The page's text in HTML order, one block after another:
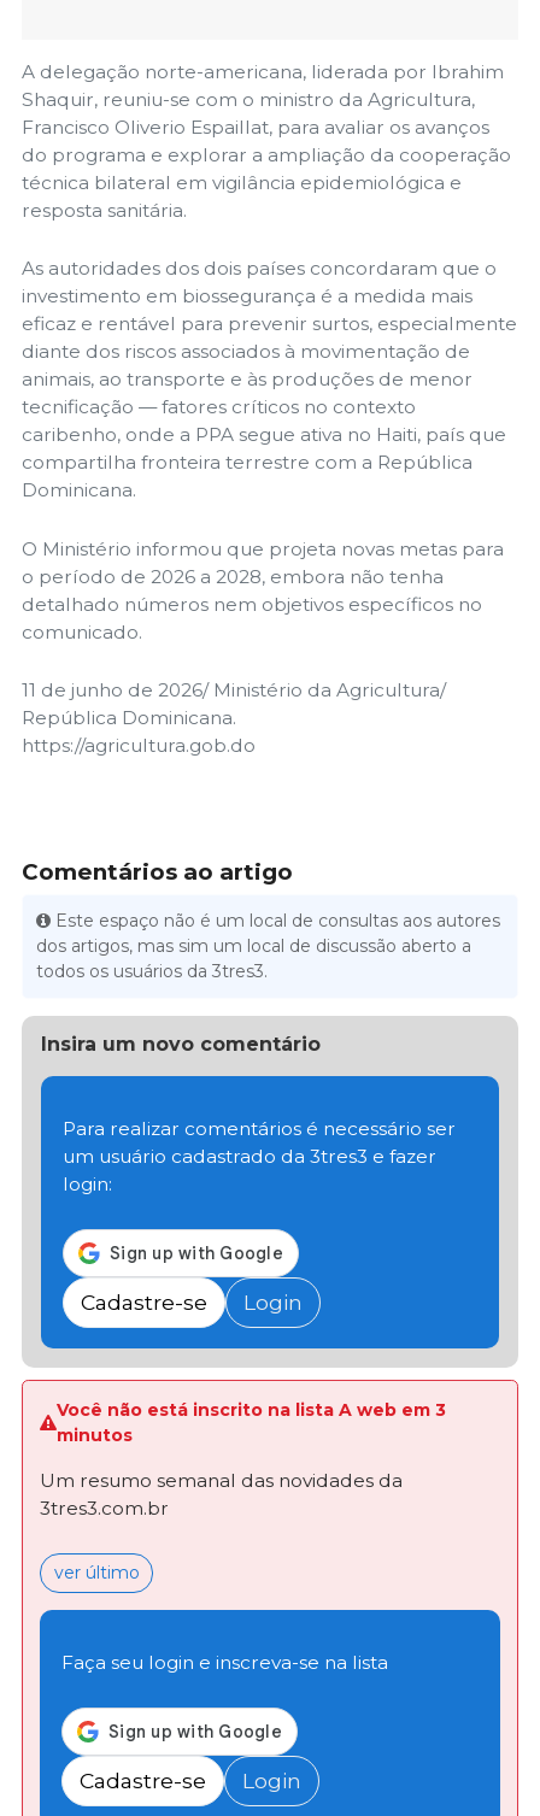
A delegação norte-americana, liderada por Ibrahim
Shaquir, reuniu-se com o ministro da Agricultura,
Francisco Oliverio Espaillat, para avaliar os avanços
do programa e explorar a ampliação da cooperação
técnica bilateral em vigilância epidemiológica e
resposta sanitária.
As autoridades dos dois países concordaram que o
investimento em biossegurança é a medida mais
eficaz e rentável para prevenir surtos, especialmente
diante dos riscos associados à movimentação de
animais, ao transporte e às produções de menor
tecnificação — fatores críticos no contexto
caribenho, onde a PPA segue ativa no Haiti, país que
compartilha fronteira terrestre com a República
Dominicana.
O Ministério informou que projeta novas metas para
o período de 2026 a 2028, embora não tenha
detalhado números nem objetivos específicos no
comunicado.
11 de junho de 2026/ Ministério da Agricultura/
República Dominicana.
https://agricultura.gob.do
Comentários ao artigo
Este espaço não é um local de consultas aos autores
dos artigos, mas sim um local de discussão aberto a
todos os usuários da 3tres3.
Insira um novo comentário
Para realizar comentários é necessário ser
um usuário cadastrado da 3tres3 e fazer
login:
Cadastre-se Login
Você não está inscrito na lista A web em 3
minutos
Um resumo semanal das novidades da
3tres3.com.br
ver último
Faça seu login e inscreva-se na lista
Cadastre-se Login